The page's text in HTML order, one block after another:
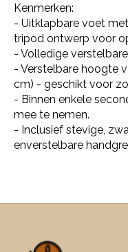
Kenmerken:
- Uitklapbare voet
tripod ontwerp voor
- Volledige
- Verstelbare hoogte
cm) - geschikt voor
- Binnen enkele
mee te nemen.
- Inclusief stevige,
enverstelbare